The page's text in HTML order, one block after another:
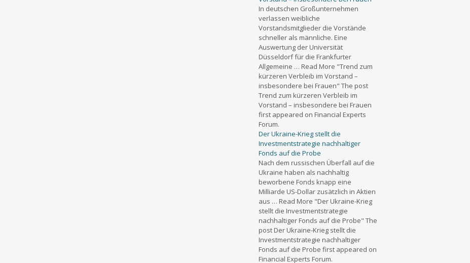
In deutschen Großunternehmen
verlassen weibliche
Vorstandsmitglieder die Vorstände
schneller als männliche. Eine
Auswertung der Universität
Düsseldorf für die Frankfurter
Allgemeine … Read More "Trend zum
kürzeren Verbleib im Vorstand –
insbesondere bei Frauen" The post
Trend zum kürzeren Verbleib im
Vorstand – insbesondere bei Frauen
first appeared on Financial Experts
Forum.
Der Ukraine-Krieg stellt die
Investmentstrategie nachhaltiger
Fonds auf die Probe
Nach dem russischen Überfall auf die
Ukraine haben als nachhaltig
beworbene Fonds knapp eine
Milliarde US-Dollar zusätzlich in Aktien
aus … Read More "Der Ukraine-Krieg
stellt die Investmentstrategie
nachhaltiger Fonds auf die Probe" The
post Der Ukraine-Krieg stellt die
Investmentstrategie nachhaltiger
Fonds auf die Probe first appeared on
Financial Experts Forum.